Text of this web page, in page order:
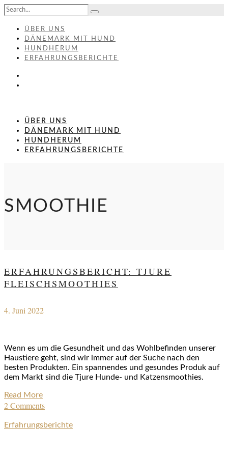
ÜBER UNS
DÄNEMARK MIT HUND
HUNDHERUM
ERFAHRUNGSBERICHTE
ÜBER UNS
DÄNEMARK MIT HUND
HUNDHERUM
ERFAHRUNGSBERICHTE
SMOOTHIE
ERFAHRUNGSBERICHT: TJURE
FLEISCHSMOOTHIES
4. Juni 2022
Wenn es um die Gesundheit und das Wohlbefinden unserer
Haustiere geht, sind wir immer auf der Suche nach den
besten Produkten. Ein spannendes und gesundes Produk auf
dem Markt sind die Tjure Hunde- und Katzensmoothies.
Read More
2 Comments
Erfahrungsberichte